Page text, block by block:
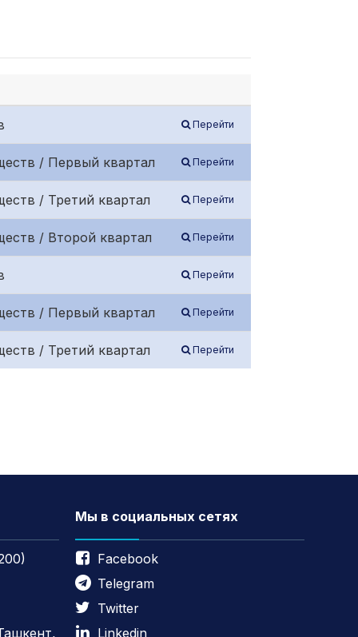
Перейти
/ Первый квартал Перейти
/ Третий квартал Перейти
/ Второй квартал Перейти
Перейти
/ Первый квартал Перейти
/ Третий квартал Перейти
Мы в социальных сетях
Facebook
Telegram
Twitter
Linkedin